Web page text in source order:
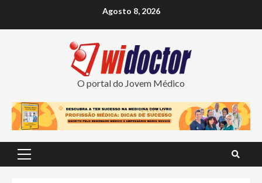
Agosto 8, 2026
O portal do Jovem Médico
Primary